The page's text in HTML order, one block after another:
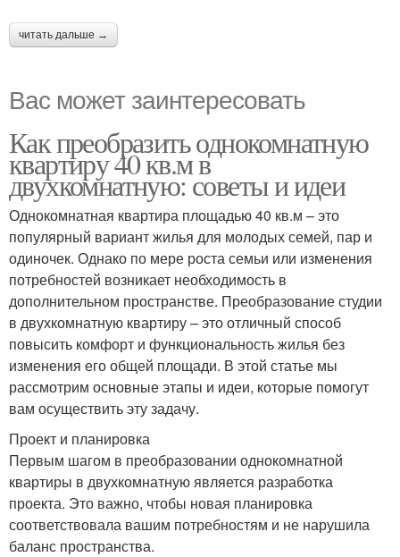
читать дальше →
Вас может заинтересовать
Как преобразить однокомнатную
квартиру 40 кв.м в
двухкомнатную: советы и идеи
Однокомнатная квартира площадью 40 кв.м – это
популярный вариант жилья для молодых семей, пар и
одиночек. Однако по мере роста семьи или изменения
потребностей возникает необходимость в
дополнительном пространстве. Преобразование студии
в двухкомнатную квартиру – это отличный способ
повысить комфорт и функциональность жилья без
изменения его общей площади. В этой статье мы
рассмотрим основные этапы и идеи, которые помогут
вам осуществить эту задачу.
Проект и планировка
Первым шагом в преобразовании однокомнатной
квартиры в двухкомнатную является разработка
проекта. Это важно, чтобы новая планировка
соответствовала вашим потребностям и не нарушила
баланс пространства.